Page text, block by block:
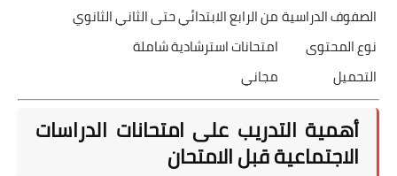
الصفوف الدراسيةمن الرابع الابتدائي حتى الثاني الثانوي
نوع المحتوى
امتحانات استرشادية شاملة
التحميل
مجاني
أهمية التدريب على امتحانات الدراسات
الاجتماعية قبل الامتحان